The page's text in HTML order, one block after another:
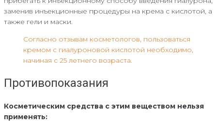
заменив инъекционные процедуры на крема с кислотой, а
также гели и маски.
Согласно отзывам косметологов, пользоваться
кремом с гиалуроновой кислотой необходимо,
начиная с 25 летнего возраста.
Противопоказания
Косметическим средства с этим веществом нельзя
применять: